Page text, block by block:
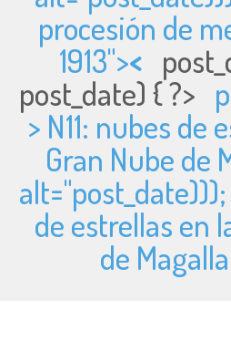
procesión de
1913"><
post_date) { ?>
> N11: nubes de
Gran Nube de
alt="post_date)));
de estrellas en
de